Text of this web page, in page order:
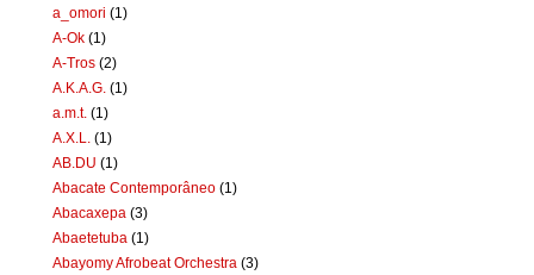
a_omori (1)
A-Ok (1)
A-Tros (2)
A.K.A.G. (1)
a.m.t. (1)
A.X.L.
(1)
AB.DU (1)
Abacate Contemporâneo (1)
Abacaxepa (3)
Abaetetuba (1)
Abayomy Afrobeat Orchestra (3)